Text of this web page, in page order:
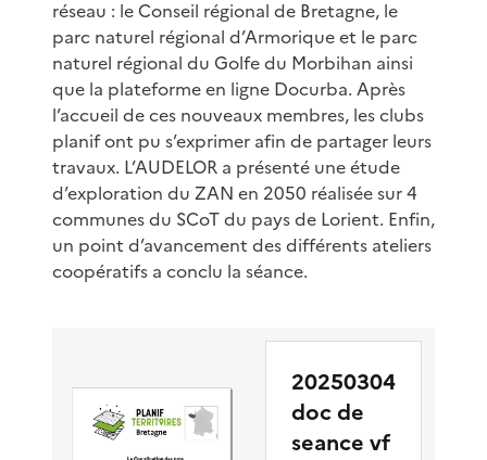
réseau : le Conseil régional de Bretagne, le
parc naturel régional d’Armorique et le parc
naturel régional du Golfe du Morbihan ainsi
que la plateforme en ligne Docurba. Après
l’accueil de ces nouveaux membres, les clubs
planif ont pu s’exprimer afin de partager leurs
travaux. L’AUDELOR a présenté une étude
d’exploration du ZAN en 2050 réalisée sur 4
communes du SCoT du pays de Lorient. Enfin,
un point d’avancement des différents ateliers
coopératifs a conclu la séance.
20250304
doc de
seance vf